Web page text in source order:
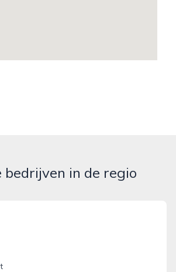
bedrijven in de regio